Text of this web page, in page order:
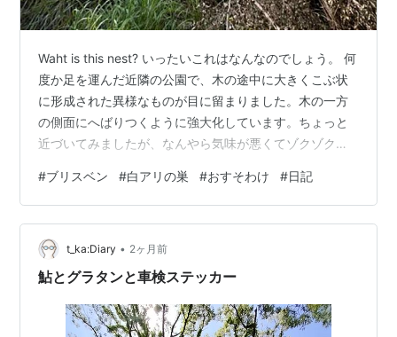
Waht is this nest? いったいこれはなんなのでしょう。 何
度か足を運んだ近隣の公園で、木の途中に大きくこぶ状
に形成された異様なものが目に留まりました。木の一方
の側面にへばりつくように強大化しています。ちょっと
近づいてみましたが、なんやら気味が悪くてゾクゾクッ
ケットコートなども設けられてあり、ウォーキングコー
スも整備されていますが、クリークがあるため手の入ら
ないこうした茂みのような箇所も残されたまま、自然は
身近な良い場所ではあります。 グーグルレンズで似たよ
うなものを検索したりパソコンを開いてみたり。耳をつ
#ブリスベン #白アリの巣 #おすそわけ #日記
t_ka:Diary • 2ヶ月前
鮎とグラタンと車検ステッカー